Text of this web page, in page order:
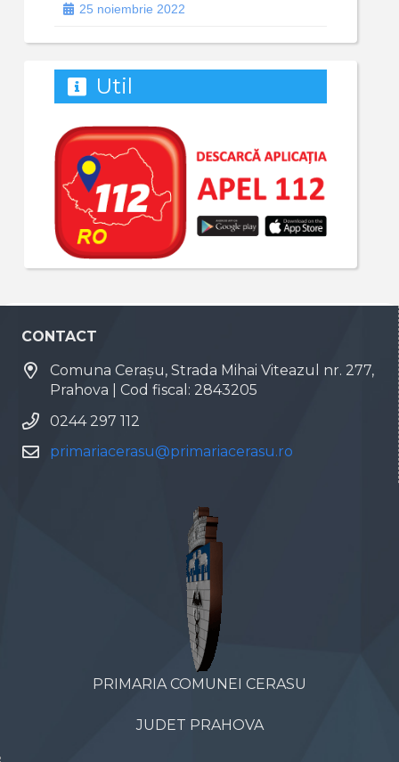
25 noiembrie 2022
Util
CONTACT
Comuna Cerașu, Strada Mihai Viteazul nr. 277,
Prahova | Cod fiscal: 2843205
0244 297 112
primariacerasu@primariacerasu.ro
PRIMARIA COMUNEI CERASU
JUDET PRAHOVA